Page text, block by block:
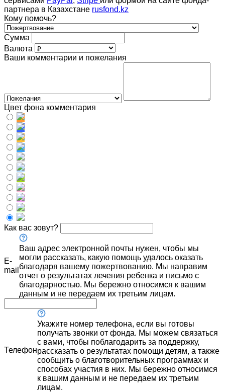
партнера в Казахстане rusfond.kz
Кому помочь?
Сумма
Валюта
Ваши комментарии и пожелания
Цвет фона комментария
Как вас зовут?
E-
mail
Ваш адрес электронной почты нужен, чтобы мы
могли рассказать, какую помощь удалось оказать
благодаря вашему пожертвованию. Мы направим
отчет о результатах лечения ребенка и письмо с
благодарностью. Мы бережно относимся к вашим
данным и не передаем их третьим лицам.
Телефон
Укажите номер телефона, если вы готовы
получать звонки от фонда. Мы можем связаться
с вами, чтобы поблагодарить за поддержку,
рассказать о результатах помощи детям, а также
сообщить о благотворительных программах и
способах участия в них. Мы бережно относимся
к вашим данным и не передаем их третьим
лицам.